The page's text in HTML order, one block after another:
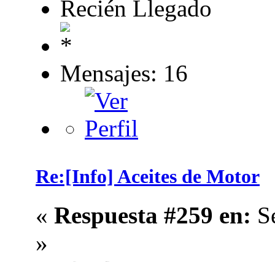
Recién Llegado
Mensajes: 16
Re:[Info] Aceites de Motor
« Respuesta #259 en:
»